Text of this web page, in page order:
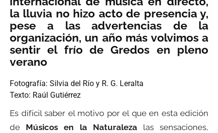
la lluvia no hizo acto de presencia y,
pese a las advertencias de la
organización, un año más volvimos a
sentir el frío de Gredos en pleno
verano
Fotografía: Silvia del Río y R. G. Leralta
Texto: Raúl Gutiérrez
Es difícil saber el motivo por el que en esta edición
de Músicos en la Naturalezalas sensaciones,